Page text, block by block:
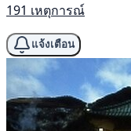
191 เหตุการณ์
แจ้งเตือน